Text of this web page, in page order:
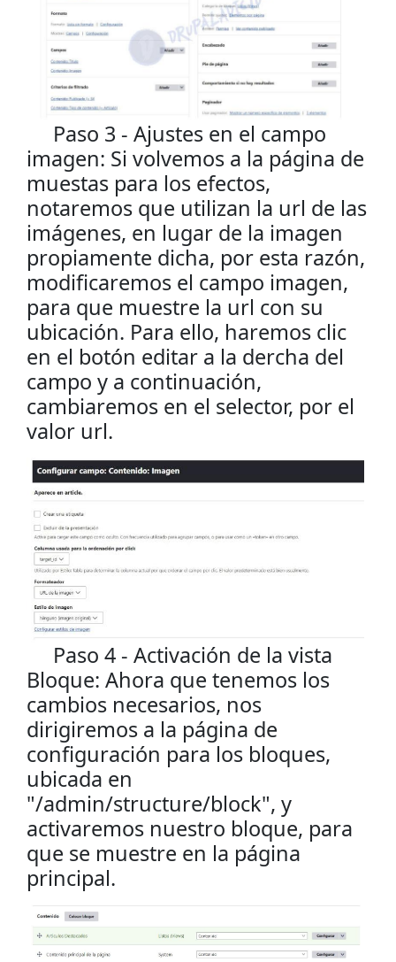
Paso 3 - Ajustes en el campo
imagen: Si volvemos a la página de
muestas para los efectos,
notaremos que utilizan la url de las
imágenes, en lugar de la imagen
propiamente dicha, por esta razón,
modificaremos el campo imagen,
para que muestre la url con su
ubicación. Para ello, haremos clic
en el botón editar a la dercha del
campo y a continuación,
cambiaremos en el selector, por el
valor url.
Paso 4 - Activación de la vista
Bloque: Ahora que tenemos los
cambios necesarios, nos
dirigiremos a la página de
configuración para los bloques,
ubicada en
"/admin/structure/block", y
activaremos nuestro bloque, para
que se muestre en la página
principal.